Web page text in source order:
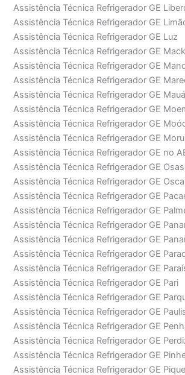
Assistência Técnica Refrigerador GE
Assistência Técnica Refrigerador GE
Assistência Técnica Refrigerador GE Luz
Assistência Técnica Refrigerador GE
Assistência Técnica Refrigerador GE
Assistência Técnica Refrigerador GE
Assistência Técnica Refrigerador GE Mauá
Assistência Técnica Refrigerador GE
Assistência Técnica Refrigerador GE
Assistência Técnica Refrigerador GE
Assistência Técnica Refrigerador GE no
Assistência Técnica Refrigerador GE
Assistência Técnica Refrigerador GE
Assistência Técnica Refrigerador GE
Assistência Técnica Refrigerador GE
Assistência Técnica Refrigerador GE
Assistência Técnica Refrigerador GE
Assistência Técnica Refrigerador GE
Assistência Técnica Refrigerador GE
Assistência Técnica Refrigerador GE Pari
Assistência Técnica Refrigerador GE
Assistência Técnica Refrigerador GE
Assistência Técnica Refrigerador GE
Assistência Técnica Refrigerador GE
Assistência Técnica Refrigerador GE
Assistência Técnica Refrigerador GE